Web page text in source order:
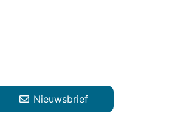
Nieuwsbrief